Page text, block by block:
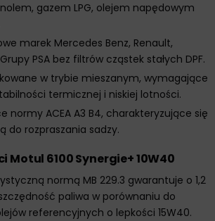
gazem LPG, olejem napędowym
marek Mercedes Benz, Renault,
PSA bez filtrów cząstek stałych DPF.
w trybie mieszanym, wymagające
termicznej i niskiej lotności.
normy ACEA A3 B4, charakteryzujące się
do rozpraszania sadzy.
Motul 6100 Synergie+ 10W40
normą MB 229.3 gwarantuje o 1,2
paliwa w porównaniu do
referencyjnych o lepkości 15W40.